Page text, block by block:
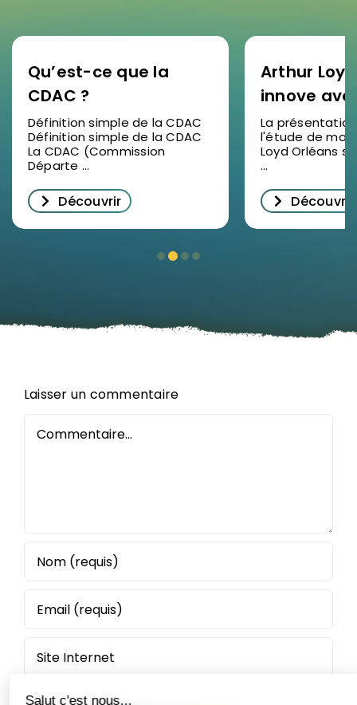
Qu’est-ce que la
CDAC ?
Définition simple de la CDAC
Définition simple de la CDAC
La CDAC (Commission
Départe ...
Découvrir
Arthur
innove
étude de
2025 en
succès
décrypter
La
l'étude de
Loyd Orléans
...
Découvrir
Laisser un commentaire